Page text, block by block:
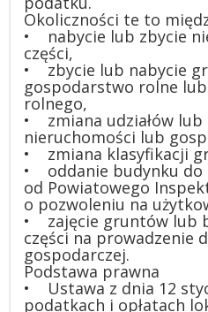
Okoliczności te to
• nabycie lub zbycie
części,
• zbycie lub nabycie
gospodarstwo rolne
rolnego,
• zmiana udziałów lub
nieruchomości lub
• zmiana klasyfikacji
• oddanie budynku do
od Powiatowego
o pozwoleniu na
• zajęcie gruntów lub
części na prowadzenie
gospodarczej.
Podstawa prawna
• Ustawa z dnia 12
podatkach i opłatach